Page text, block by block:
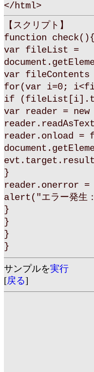
</html>
【スクリプト】
function check(){
var fileList =
var
for(var i=0;
if
var reader =
reader.onload =
}
reader.onerror
alert("エラー発
}
}
}
}
サンプルを実行
[戻る]